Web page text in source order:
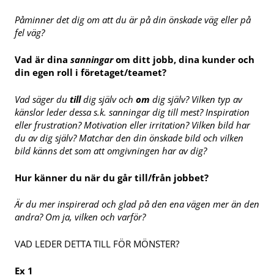
Påminner det dig om att du är på din önskade väg eller på
fel väg?
Vad är dina sanningarom ditt jobb, dina kunder och
din egen roll i företaget/teamet?
Vad säger du tilldig själv och om dig själv? Vilken typ av
känslor leder dessa s.k. sanningar dig till mest? Inspiration
eller frustration? Motivation eller irritation? Vilken bild har
du av dig själv? Matchar den din önskade bild och vilken
bild känns det som att omgivningen har av dig?
Hur känner du när du går till/från jobbet?
Är du mer inspirerad och glad på den ena vägen mer än den
andra? Om ja, vilken och varför?
VAD LEDER DETTA TILL FÖR MÖNSTER?
Ex 1